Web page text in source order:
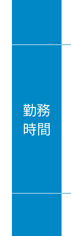
勤務
時間